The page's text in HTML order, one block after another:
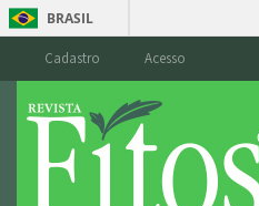
BRASIL
Cadastro Acesso